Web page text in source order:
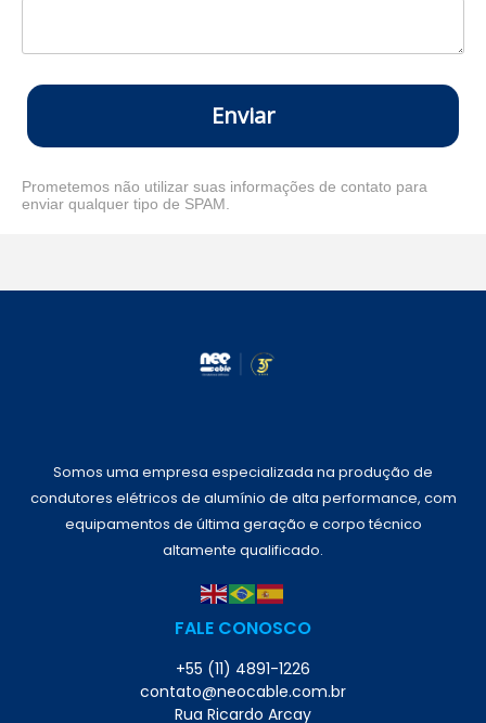
Enviar
Prometemos não utilizar suas informações de contato para
enviar qualquer tipo de SPAM.
Somos uma empresa especializada na produção de
condutores elétricos de alumínio de alta performance, com
equipamentos de última geração e corpo técnico
altamente qualificado.
FALE CONOSCO
+55 (11) 4891-1226
contato@neocable.com.br
Rua Ricardo Arcay